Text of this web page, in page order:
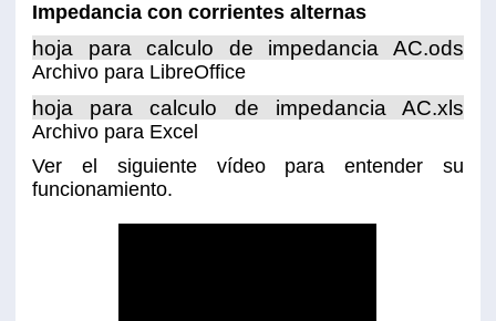
Impedancia con corrientes alternas
hoja para calculo de impedancia AC.ods
Archivo para LibreOffice
hoja para calculo de impedancia AC.xls
Archivo para Excel
Ver el siguiente vídeo para entender su
funcionamiento.